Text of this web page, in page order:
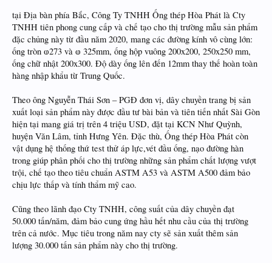
tại Địa bàn phía Bắc, Công Ty TNHH Ống thép Hòa Phát là Cty
TNHH tiên phong cung cấp và chế tạo cho thị trường mẫu sản phẩm
đặc chủng này từ đầu năm 2020, mang các đường kính vô cùng lớn:
ống tròn ⱷ273 và ⱷ 325mm, ống hộp vuông 200x200, 250x250 mm,
ống chữ nhật 200x300. Độ dày ống lên đến 12mm thay thế hoàn toàn
hàng nhập khẩu từ Trung Quốc.
Theo ông Nguyễn Thái Sơn – PGĐ đơn vị, dây chuyền trang bị sản
xuất loại sản phẩm này được đầu tư bài bản và tiên tiến nhất Sài Gòn
hiện tại mang giá trị trên 4 triệu USD, đặt tại KCN Như Quỳnh,
huyện Văn Lâm, tỉnh Hưng Yên. Đặc thù, Ống thép Hòa Phát còn
vật dụng hệ thống thứ test thử áp lực,vét đầu ống, nạo đường hàn
trong giúp phân phối cho thị trường những sản phẩm chất lượng vượt
trội, chế tạo theo tiêu chuẩn ASTM A53 và ASTM A500 đảm bảo
chịu lực thấp và tính thẩm mỹ cao.
Cũng theo lãnh đạo Cty TNHH, công suất của dây chuyền đạt
50.000 tấn/năm, đảm bảo cung ứng hầu hết nhu cầu của thị trường
trên cả nước. Mục tiêu trong năm nay cty sẽ sản xuất thêm sản
lượng 30.000 tấn sản phẩm này cho thị trường.